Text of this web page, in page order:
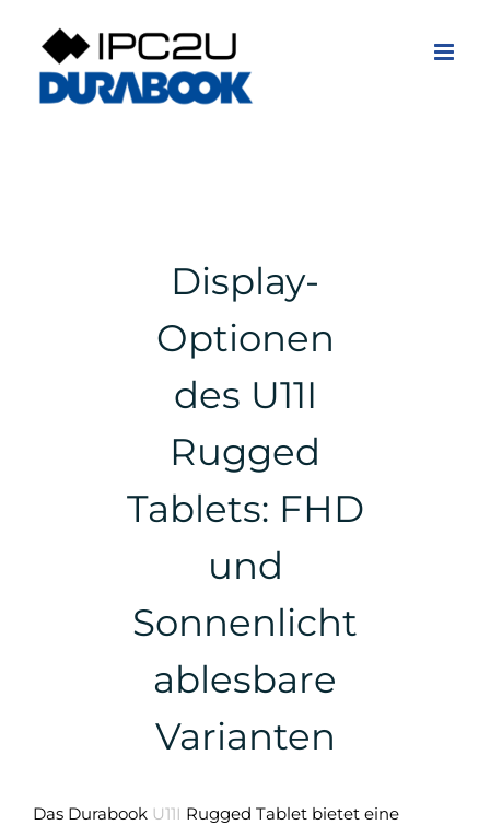
Inhalt
springen
Display-
Optionen
des U11I
Rugged
Tablets: FHD
und
Sonnenlicht
ablesbare
Varianten
Das Durabook U11I Rugged Tablet bietet eine